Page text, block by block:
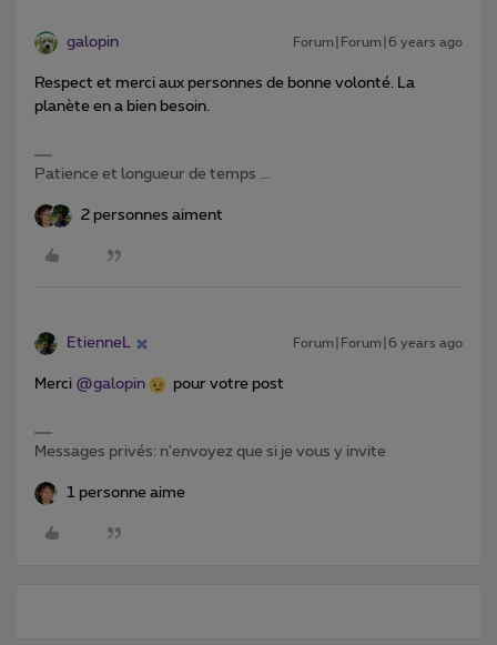
galopin Forum|Forum|6 years ago
Respect et merci aux personnes de bonne volonté. La
planète en a bien besoin.
Patience et longueur de temps ...
2 personnes aiment
EtienneL Forum|Forum|6 years ago
Merci @galopin pour votre post
Messages privés: n'envoyez que si je vous y invite
1 personne aime